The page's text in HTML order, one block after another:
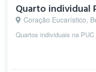
Quarto individual
Coração Eucarístico,
Quartos individuais na